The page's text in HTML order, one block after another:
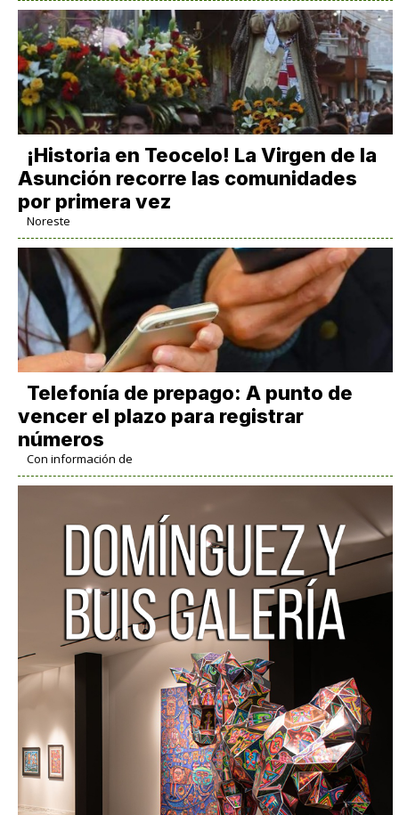
​¡Historia en Teocelo! La Virgen de la
Asunción recorre las comunidades
por primera vez
Noreste
Telefonía de prepago: A punto de
vencer el plazo para registrar
números
Con información de